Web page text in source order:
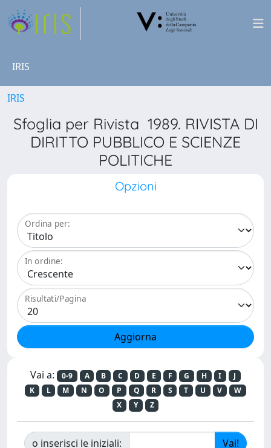
IRIS
IRIS
Sfoglia per Rivista 1989. RIVISTA DI
DIRITTO PUBBLICO E SCIENZE
POLITICHE
Opzioni
Ordina per:
In ordine:
Risultati/Pagina
Vai a: 0-9 A B C D E F G H I
J
K
L M N O P Q R S T U V
W
X
Y Z
o inserisci le iniziali: